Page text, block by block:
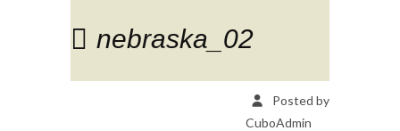
nebraska_02
Posted by
CuboAdmin